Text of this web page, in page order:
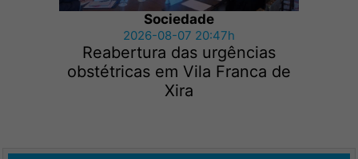
Sociedade
2026-08-07 20:47h
Reabertura das urgências
obstétricas em Vila Franca de
Xira